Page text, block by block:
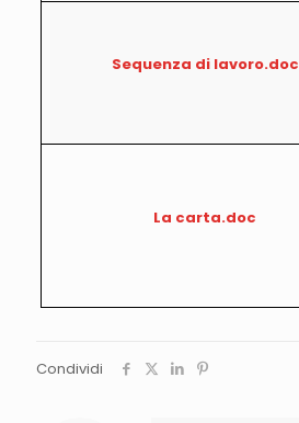
Sequenza di lavoro.doc
La carta.doc
Condividi